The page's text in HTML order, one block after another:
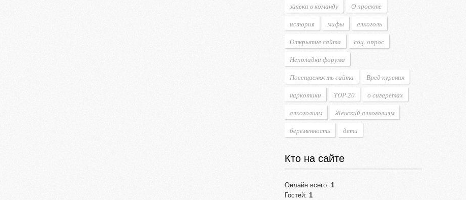
заявка в команду
О проекте
история
мифы
алкоголь
Открытие сайта
соц. опрос
Неполадки форума
Посещаемость сайта
Вред курения
наркотики
TOP-20
о сигаретах
алкоголизм
Женский алкоголизм
беременность
дети
Кто на сайте
Онлайн всего: 1
Гостей: 1